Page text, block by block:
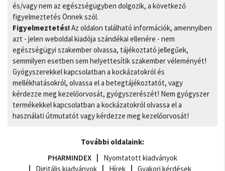
és/vagy nem az egészségügyben dolgozik, a következő
figyelmeztetés Önnek szól.
Figyelmeztetés!Az oldalon található információk, amennyiben
azt - jelen weboldal kiadója szándékai ellenére - nem
egészségügyi szakember olvassa, tájékoztató jellegűek,
semmilyen esetben sem helyettesítik szakember véleményét!
Gyógyszerekkel kapcsolatban a kockázatokról és
mellékhatásokról, olvassa el a betegtájékoztatót, vagy
kérdezze meg kezelőorvosát, gyógyszerészét! Nem gyógyszer
termékekkel kapcsolatban a kockázatokról olvassa el a
használati útmutatót vagy kérdezze meg kezelőorvosát!
További oldalaink:
PHARMINDEX
Nyomtatott kiadványok
Digitális kiadványok
Hírek Gyakori kérdések